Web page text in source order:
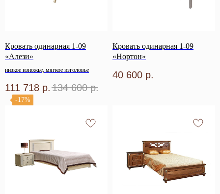
Кровать одинарная 1-09
«Алези»
низкое изножье, мягкое изголовье
111 718 р. 134 600 р.
-17%
Кровать одинарная 1-09
«Нортон»
40 600 р.